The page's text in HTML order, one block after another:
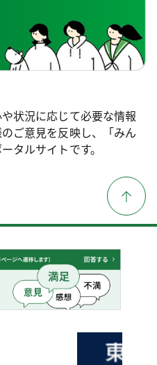
状況に応じて必要な情報
ご意見を反映し、「みん
タルサイトです。